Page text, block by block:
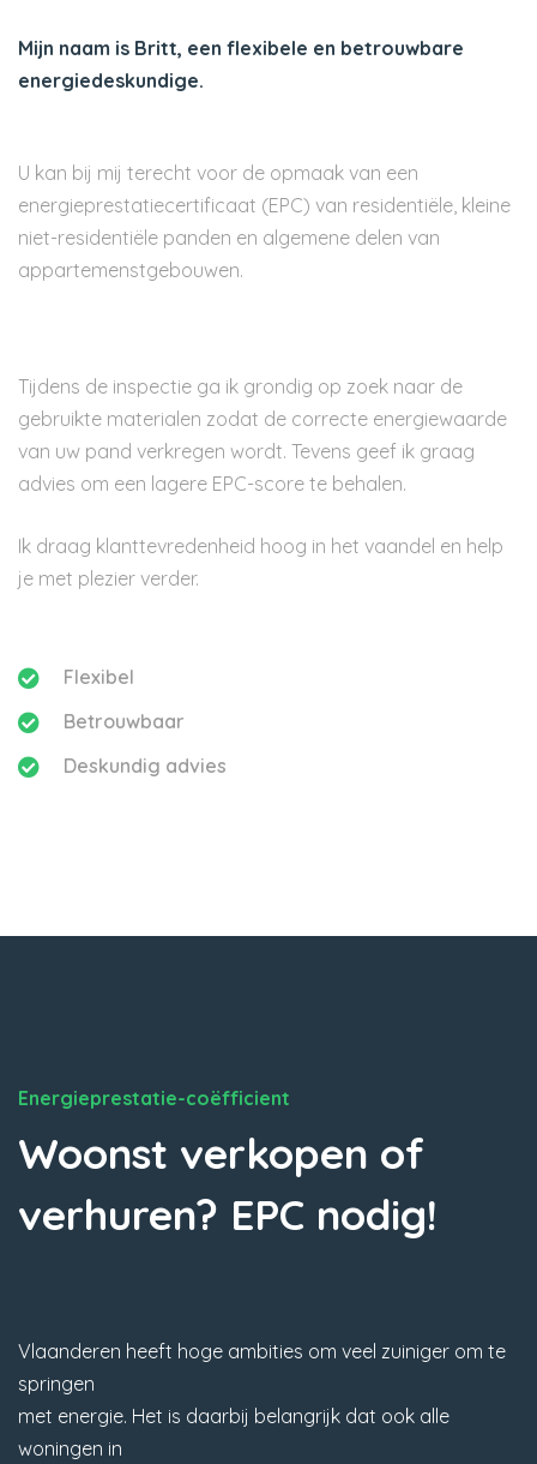
Mijn naam is Britt, een flexibele en betrouwbare
energiedeskundige.
U kan bij mij terecht voor de opmaak van een
energieprestatiecertificaat (EPC) van residentiële, kleine
niet-residentiële panden en algemene delen van
appartemenstgebouwen.
Tijdens de inspectie ga ik grondig op zoek naar de
gebruikte materialen zodat de correcte energiewaarde
van uw pand verkregen wordt. Tevens geef ik graag
advies om een lagere EPC-score te behalen.
Ik draag klanttevredenheid hoog in het vaandel en help
je met plezier verder.
Flexibel
Betrouwbaar
Deskundig advies
Energieprestatie-coëfficient
Woonst verkopen of
verhuren? EPC nodig!
Vlaanderen heeft hoge ambities om veel zuiniger om te
springen
met energie. Het is daarbij belangrijk dat ook alle
woningen in